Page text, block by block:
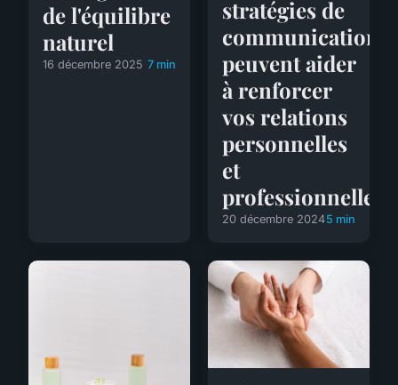
de l'équilibre
naturel
16 décembre 2025 7 min
stratégies de
communication
peuvent aider
à renforcer
vos relations
personnelles
et
professionnelles?
20 décembre 20245 min